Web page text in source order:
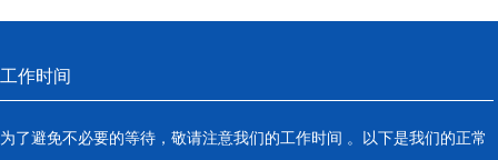
工作时间
为了避免不必要的等待，敬请注意我们的工作时间 。以下是我们的正常